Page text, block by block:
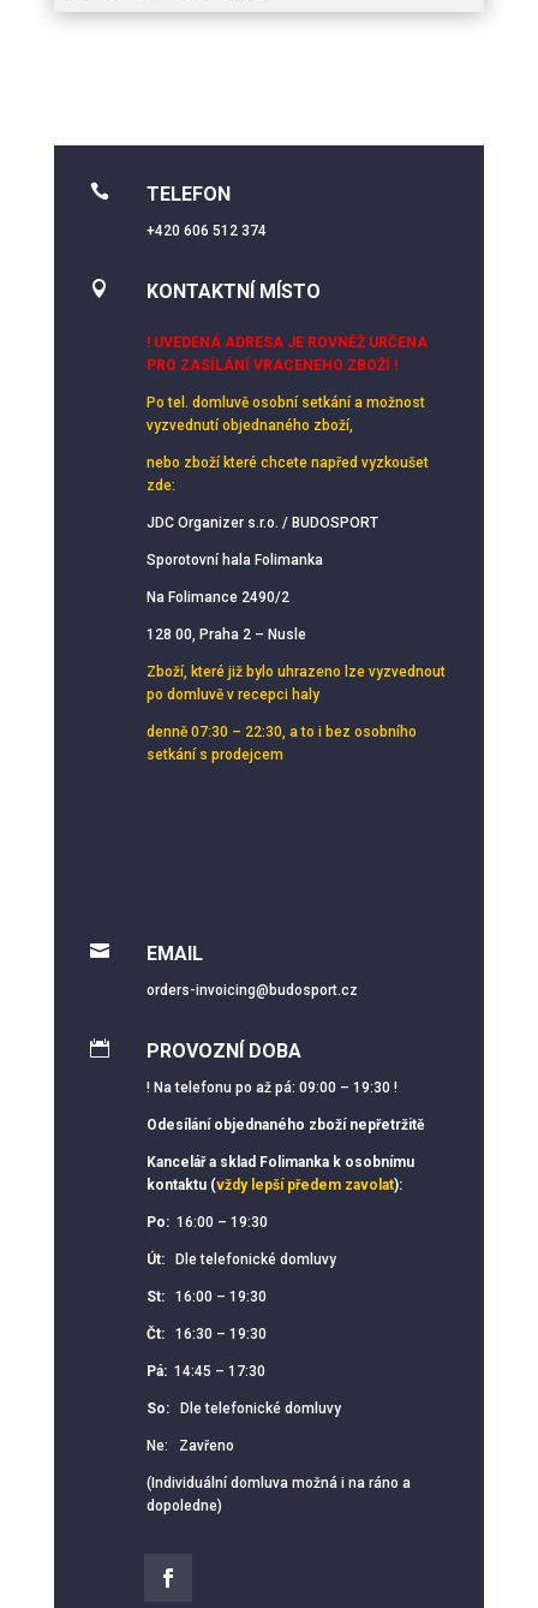
 TELEFON
+420 606 512 374
 KONTAKTNÍ MÍSTO
! UVEDENÁ ADRESA JE ROVNĚŽ URČENA
PRO ZASÍLÁNÍ VRACENÉHO ZBOŽÍ !
Po tel. domluvě osobní setkání a možnost
vyzvednutí objednaného zboží,
nebo zboží které chcete napřed vyzkoušet
zde:
JDC Organizer s.r.o. / BUDOSPORT
Sporotovní hala Folimanka
Na Folimance 2490/2
128 00, Praha 2 – Nusle
Zboží, které již bylo uhrazeno lze vyzvednout
po domluvě v recepci haly
denně 07:30 – 22:30, a to i bez osobního
setkání s prodejcem
 EMAIL
orders-invoicing@budosport.cz
 PROVOZNÍ DOBA
! Na telefonu po až pá: 09:00 – 19:30 !
Odesílání objednaného zboží nepřetržitě
Kancelář a sklad Folimanka k osobnímu
kontaktu (vždy lepší předem zavolat):
Po: 16:00 – 19:30
Út:Dle telefonické domluvy
St: 16:00 – 19:30
Čt: 16:30 – 19:30
Pá:14:45 – 17:30
So: Dle telefonické domluvy
Ne: Zavřeno
(Individuální domluva možná i na ráno a
dopoledne)